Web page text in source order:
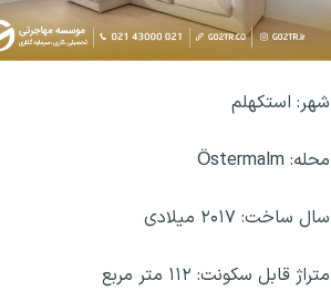
شهر: استکهلم
محله: Östermalm
سال ساخت: ۲۰۱۷ میلادی
متراژ قابل سکونت: ۱۱۲ متر مربع